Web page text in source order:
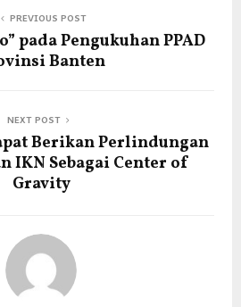
PREVIOUS POST
pada Pengukuhan PPAD
Banten
NEXT POST
Berikan Perlindungan
IKN Sebagai Center of
Gravity